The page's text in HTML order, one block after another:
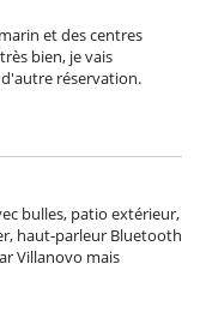
et des centres
bien, je vais
réservation.
bulles, patio extérieur,
haut-parleur Bluetooth
Villanovo mais